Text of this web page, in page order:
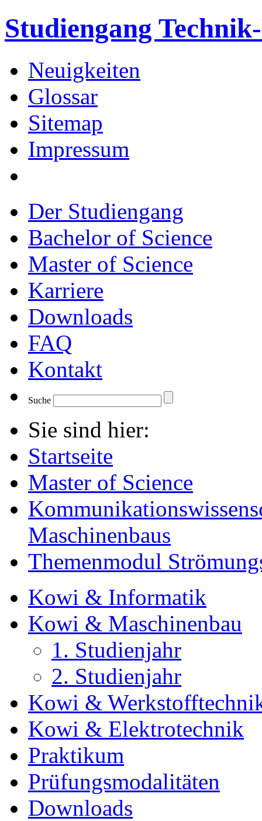
Studiengang
Neuigkeiten
Glossar
Sitemap
Impressum
Der Studiengang
Bachelor of Science
Master of Science
Karriere
Downloads
FAQ
Kontakt
Suche
Sie sind hier:
Startseite
Master of Science
Maschinenbaus
Themenmodul
Kowi & Informatik
Kowi & Maschinenbau
1. Studienjahr
2. Studienjahr
Kowi &
Kowi & Elektrotechnik
Praktikum
Prüfungsmodalitäten
Downloads